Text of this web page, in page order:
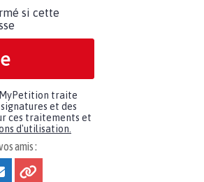
si cette
traite
et des
ces traitements et
d'utilisation.
amis :